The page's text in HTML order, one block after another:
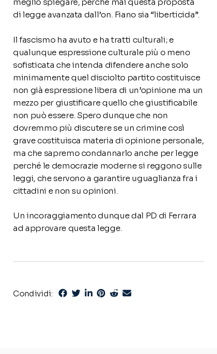
meglio spiegare, perché mai questa proposta
di legge avanzata dall’on. Fiano sia “liberticida”.
Il fascismo ha avuto e ha tratti culturali; e
qualunque espressione culturale più o meno
sofisticata che intenda difendere anche solo
minimamente quel disciolto partito costituisce
non già espressione libera di un’opinione ma un
mezzo per giustificare quello che giustificabile
non può essere. Spero dunque che non
dovremmo più discutere se un crimine così
grave costituisca materia di opinione personale,
ma che sapremo condannarlo anche per legge
perché le democrazie moderne si reggono sulle
leggi, che servono a garantire uguaglianza fra i
cittadini e non su opinioni.
Un incoraggiamento dunque dal PD di Ferrara
ad approvare questa legge.
Condividi: